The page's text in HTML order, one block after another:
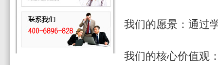
我们的愿景：通过
我们的核心价值观